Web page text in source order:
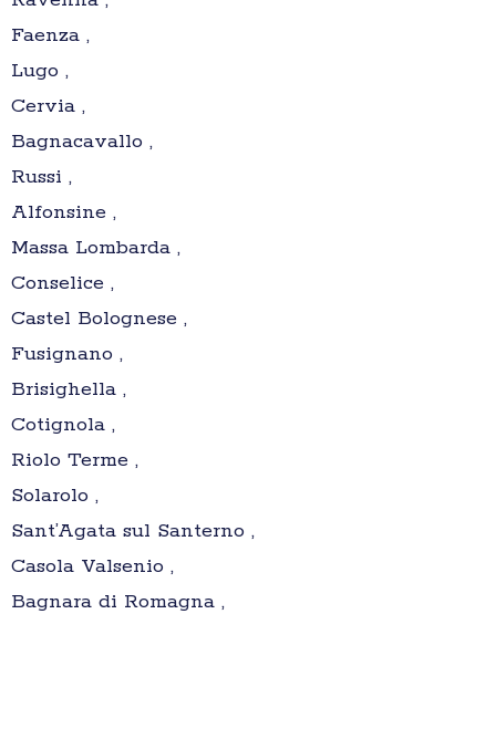
Faenza ,
Lugo ,
Cervia ,
Bagnacavallo ,
Russi ,
Alfonsine ,
Massa Lombarda ,
Conselice ,
Castel Bolognese ,
Fusignano ,
Brisighella ,
Cotignola ,
Riolo Terme ,
Solarolo ,
Sant’Agata sul Santerno ,
Casola Valsenio ,
Bagnara di Romagna ,